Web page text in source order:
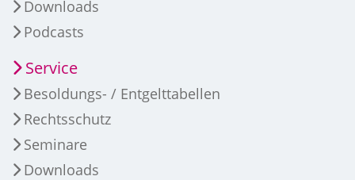
Downloads
Podcasts
Service
Besoldungs- / Entgelttabellen
Rechtsschutz
Seminare
Downloads